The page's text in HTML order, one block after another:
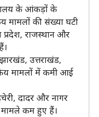
के आंकड़ों के
मामलों की संख्या घटी
प्रदेश, राजस्थान और
उत्तराखंड,
मामलों में कमी आई
दादर और नागर
कम हुए हैं।